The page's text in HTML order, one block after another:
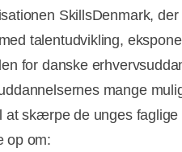
SkillsDenmark,
talentudvikling,
for danske
mange
at skærpe de unges faglige
op om: